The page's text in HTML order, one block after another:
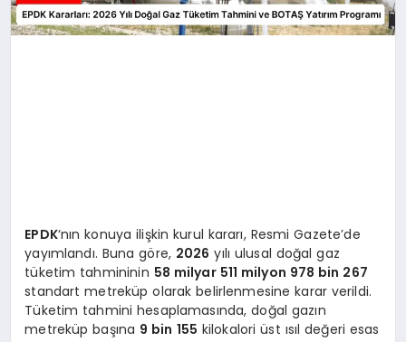
EPDK‘nın konuya ilişkin kurul kararı, Resmi Gazete’de
yayımlandı. Buna göre, 2026 yılı ulusal doğal gaz
tüketim tahmininin 58 milyar 511 milyon 978 bin 267
standart metreküp olarak belirlenmesine karar verildi.
Tüketim tahmini hesaplamasında, doğal gazın
metreküp başına 9 bin 155 kilokalori üst ısıl değeri esas